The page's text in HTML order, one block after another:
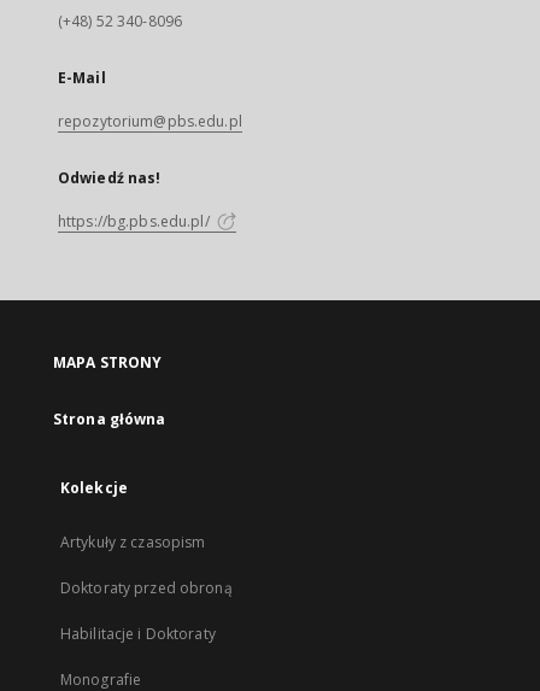
(+48) 52 340-8096
E-Mail
repozytorium@pbs.edu.pl
Odwiedź nas!
https://bg.pbs.edu.pl/
MAPA STRONY
Strona główna
Kolekcje
Artykuły z czasopism
Doktoraty przed obroną
Habilitacje i Doktoraty
Monografie